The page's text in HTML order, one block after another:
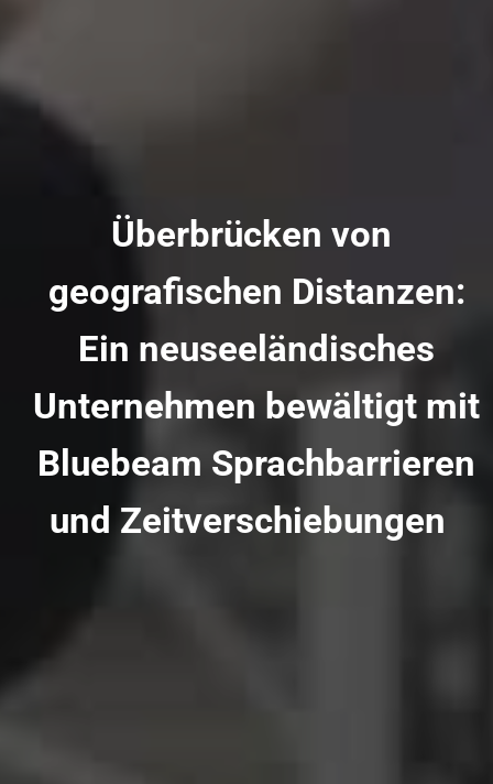
Überbrücken von
geografischen Distanzen:
Ein neuseeländisches
Unternehmen bewältigt mit
Bluebeam Sprachbarrieren
und Zeitverschiebungen